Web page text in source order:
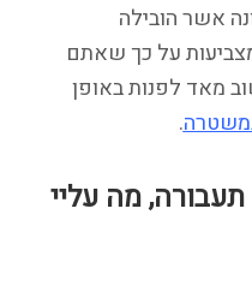
אשר הובילה
על כך שאתם
מאד לפנות באופן
.
מה עליי